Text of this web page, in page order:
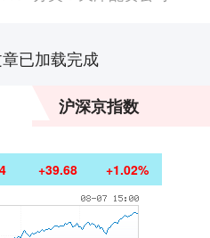
已加载完成
沪深京指数
+39.68 +1.02%